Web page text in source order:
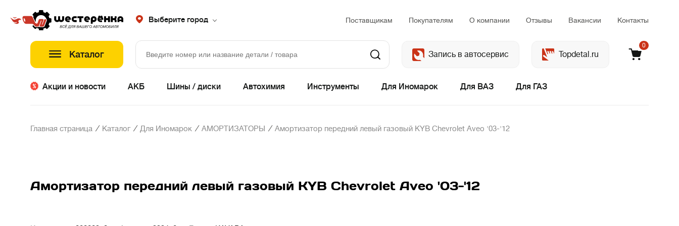
Выберите город Поставщикам Покупателям О компании Отзывы Вакансии Контакты
Каталог Запись в автосервис Topdetal.ru
0
Акции и новости АКБ Шины / диски Автохимия Инструменты Для Иномарок Для ВАЗ Для ГАЗ
Главная страница / Каталог / Для Иномарок / АМОРТИЗАТОРЫ / Амортизатор передний левый газовый KYB Chevrolet Aveo '03-'12
Амортизатор передний левый газовый KYB Chevrolet Aveo '03-'12